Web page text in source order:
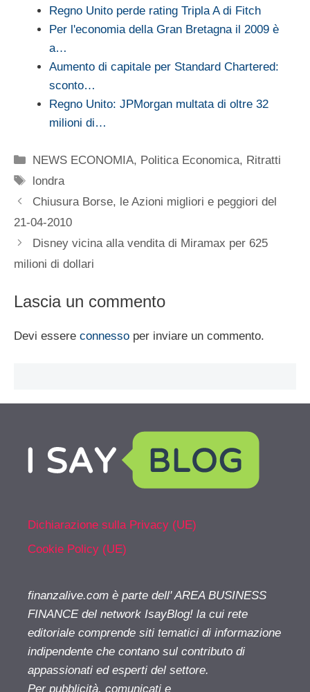
Regno Unito perde rating Tripla A di Fitch
Per l'economia della Gran Bretagna il 2009 è
a…
Aumento di capitale per Standard Chartered:
sconto…
Regno Unito: JPMorgan multata di oltre 32
milioni di…
Categorie
NEWS ECONOMIA, Politica Economica, Ritratti
Tag
londra
Chiusura Borse, le Azioni migliori e peggiori del
21-04-2010
Disney vicina alla vendita di Miramax per 625
milioni di dollari
Lascia un commento
Devi essere connesso per inviare un commento.
Dichiarazione sulla Privacy (UE)
Cookie Policy (UE)
finanzalive.com è parte dell' AREA BUSINESS
FINANCE del network IsayBlog! la cui rete
editoriale comprende siti tematici di informazione
indipendente che contano sul contributo di
appassionati ed esperti del settore.
Per pubblicità, comunicati e